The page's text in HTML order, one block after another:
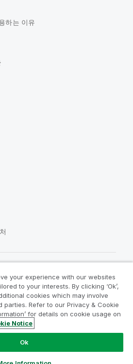
하는 이유
Community
Legal Policies
용 약관
QlikTech International AB. 무단 전재
your experience with our websites
to your interests. By clicking ‘Ok’,
cookies which may involve
parties. Refer to our Privacy & Cookie
for details on cookie usage on
Notice
Ok